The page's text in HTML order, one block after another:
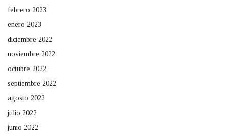
febrero 2023
enero 2023
diciembre 2022
noviembre 2022
octubre 2022
septiembre 2022
agosto 2022
julio 2022
junio 2022